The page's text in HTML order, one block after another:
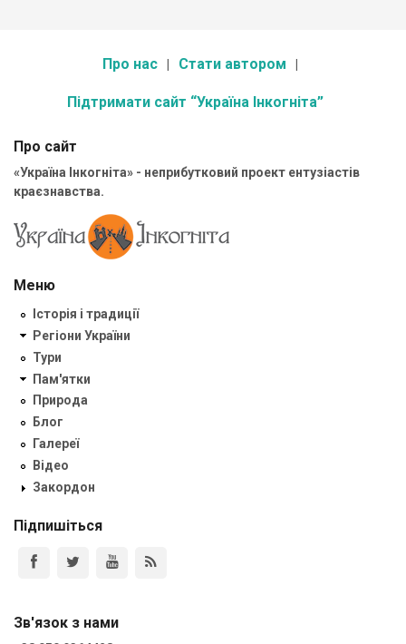
Про нас Стати автором
Підтримати сайт “Україна Інкогніта”
Про сайт
«Україна Інкогніта» - неприбутковий проект ентузіастів
краєзнавства.
Меню
Історія і традиції
Регіони України
Тури
Пам'ятки
Природа
Блог
Галереї
Відео
Закордон
Підпишіться
Зв'язок з нами